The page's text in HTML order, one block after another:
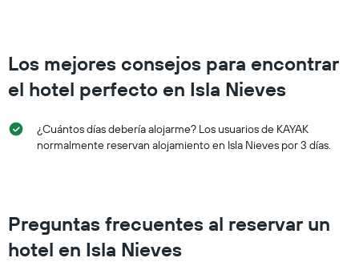
promedio
de
una
para
esta
los
últimos
Los mejores consejos para encontrar
el hotel perfecto en Isla Nieves
¿Cuántos días debería alojarme? Los usuarios de KAYAK
normalmente reservan alojamiento en Isla Nieves por 3 días.
Preguntas frecuentes al reservar un
hotel en Isla Nieves